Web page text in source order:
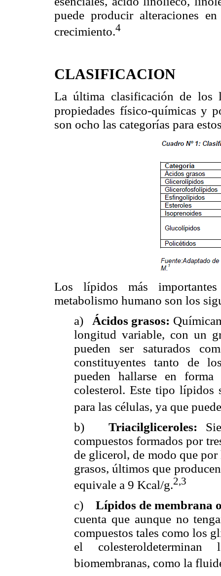
puede producir alteraciones
crecimiento.4
CLASIFICACION
La última clasificación de los
propiedades físico-químicas y
son ocho las categorías para
Los lípidos más
metabolismo humano son los
a) Ácidos grasos:
longitud variable, con un
pueden ser saturados
constituyentes tanto de
pueden hallarse en
colesterol. Este tipo lípidos
para las células, ya que
b)Triacilgliceroles:
compuestos formados por
de glicerol, de modo que
grasos, últimos que
equivale a 9 Kcal/g.2,3
c) Lípidos de membrana
cuenta que aunque no
compuestos tales como los
el
biomembranas, como la